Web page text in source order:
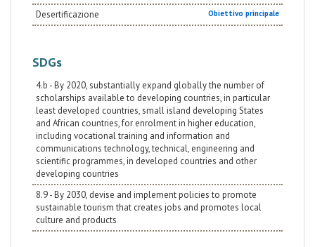
Desertificazione Obiettivo principale
SDGs
4.b - By 2020, substantially expand globally the number of
scholarships available to developing countries, in particular
least developed countries, small island developing States
and African countries, for enrolment in higher education,
including vocational training and information and
communications technology, technical, engineering and
scientific programmes, in developed countries and other
developing countries
8.9 - By 2030, devise and implement policies to promote
sustainable tourism that creates jobs and promotes local
culture and products